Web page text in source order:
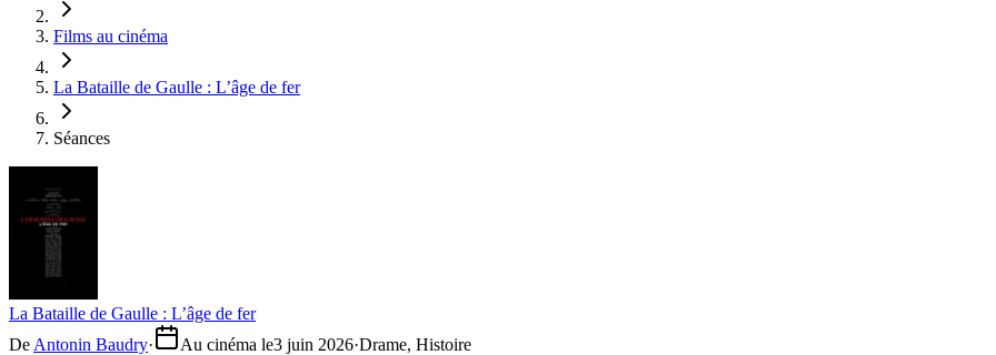
Films au cinéma
La Bataille de Gaulle : L’âge de fer
Séances
La Bataille de Gaulle : L’âge de fer
De Antonin Baudry· Au cinéma le3 juin 2026·Drame, Histoire